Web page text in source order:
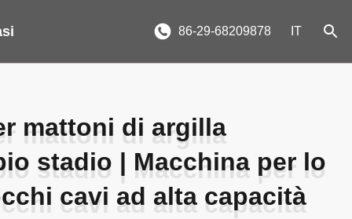
86-29-68209878 IT
mattoni di argilla
stadio | Macchina per lo
cavi ad alta capacità
mattoni di argilla
stadio | Macchina per lo
cavi ad alta capacità